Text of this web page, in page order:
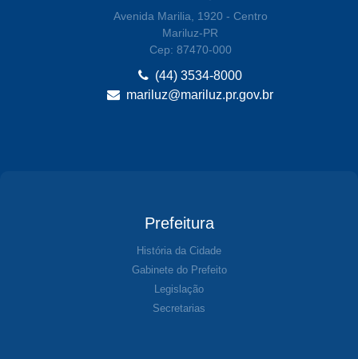
Avenida Marilia, 1920 - Centro
Mariluz-PR
Cep: 87470-000
(44) 3534-8000
mariluz@mariluz.pr.gov.br
Prefeitura
História da Cidade
Gabinete do Prefeito
Legislação
Secretarias